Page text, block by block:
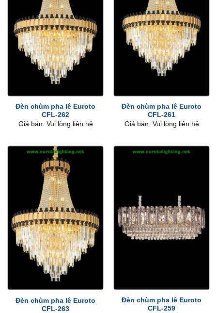
Đèn chùm pha lê Euroto
CFL-262
Giá bán: Vui lòng liên hệ
Đèn chùm pha lê Euroto
CFL-261
Giá bán: Vui lòng liên hệ
Đèn chùm pha lê Euroto
CFL-263
Đèn chùm pha lê Euroto
CFL-259